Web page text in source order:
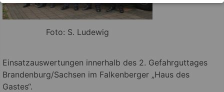
Foto: S. Ludewig
Einsatzauswertungen innerhalb des 2. Gefahrguttages
Brandenburg/Sachsen im Falkenberger „Haus des
Gastes“.